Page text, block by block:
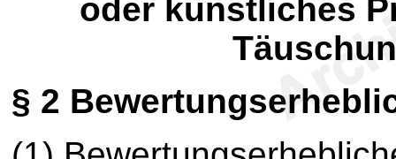
oder künstliches
§ 2